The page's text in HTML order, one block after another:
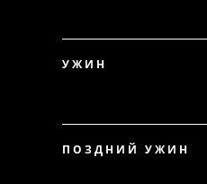
УЖИН
ПОЗДНИЙ УЖИН